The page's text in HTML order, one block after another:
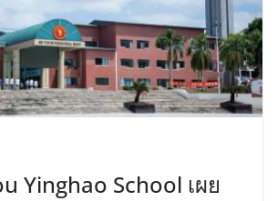
Yinghao School เผย